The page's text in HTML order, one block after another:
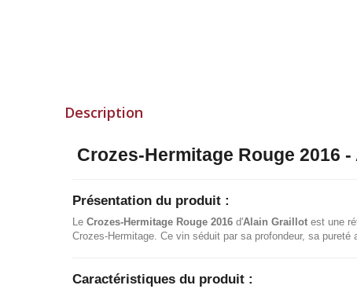
Description
Crozes-Hermitage Rouge 2016
Présentation du produit :
Le Crozes-Hermitage Rouge 2016 d'Alain Graillot est une
Crozes-Hermitage. Ce vin séduit par sa profondeur, sa
Caractéristiques du produit :